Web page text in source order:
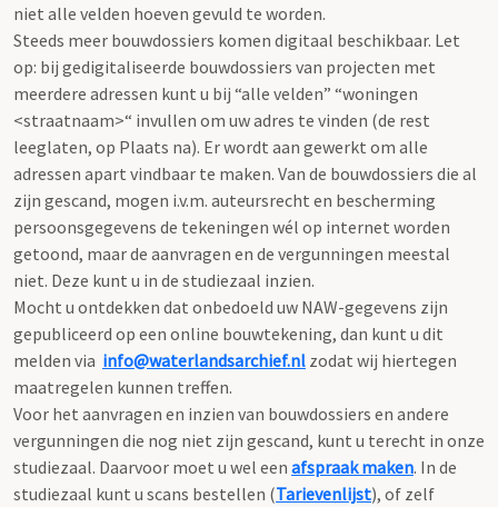
niet alle velden hoeven gevuld te worden.
Steeds meer bouwdossiers komen digitaal beschikbaar. Let
op: bij gedigitaliseerde bouwdossiers van projecten met
meerdere adressen kunt u bij “alle velden” “woningen
<straatnaam>“ invullen om uw adres te vinden (de rest
leeglaten, op Plaats na). Er wordt aan gewerkt om alle
adressen apart vindbaar te maken. Van de bouwdossiers die al
zijn gescand, mogen i.v.m. auteursrecht en bescherming
persoonsgegevens de tekeningen wél op internet worden
getoond, maar de aanvragen en de vergunningen meestal
niet. Deze kunt u in de studiezaal inzien.
Mocht u ontdekken dat onbedoeld uw NAW-gegevens zijn
gepubliceerd op een online bouwtekening, dan kunt u dit
melden via info@waterlandsarchief.nl zodat wij hiertegen
maatregelen kunnen treffen.
Voor het aanvragen en inzien van bouwdossiers en andere
vergunningen die nog niet zijn gescand, kunt u terecht in onze
studiezaal. Daarvoor moet u wel een afspraak maken. In de
studiezaal kunt u scans bestellen (Tarievenlijst), of zelf